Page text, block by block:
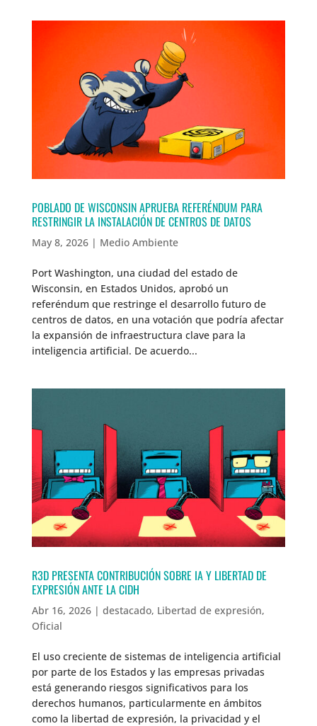
POBLADO DE WISCONSIN APRUEBA REFERÉNDUM PARA
RESTRINGIR LA INSTALACIÓN DE CENTROS DE DATOS
May 8, 2026| Medio Ambiente
Port Washington, una ciudad del estado de
Wisconsin, en Estados Unidos, aprobó un
referéndum que restringe el desarrollo futuro de
centros de datos, en una votación que podría afectar
la expansión de infraestructura clave para la
inteligencia artificial. De acuerdo...
R3D PRESENTA CONTRIBUCIÓN SOBRE IA Y LIBERTAD DE
EXPRESIÓN ANTE LA CIDH
Abr 16, 2026| destacado, Libertad de expresión,
Oficial
El uso creciente de sistemas de inteligencia artificial
por parte de los Estados y las empresas privadas
está generando riesgos significativos para los
derechos humanos, particularmente en ámbitos
como la libertad de expresión, la privacidad y el